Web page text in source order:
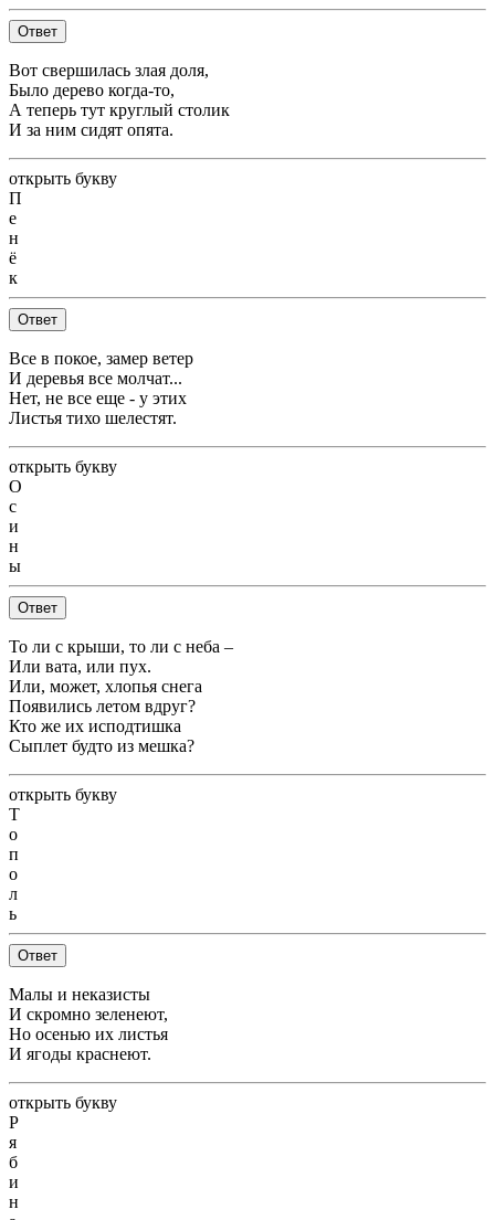
Ответ
Вот свершилась злая доля,
Было дерево когда-то,
А теперь тут круглый столик
И за ним сидят опята.
открыть букву
П
е
н
ё
к
Ответ
Все в покое, замер ветер
И деревья все молчат...
Нет, не все еще - у этих
Листья тихо шелестят.
открыть букву
О
с
и
н
ы
Ответ
То ли с крыши, то ли с неба –
Или вата, или пух.
Или, может, хлопья снега
Появились летом вдруг?
Кто же их исподтишка
Сыплет будто из мешка?
открыть букву
Т
о
п
о
л
ь
Ответ
Малы и неказисты
И скромно зеленеют,
Но осенью их листья
И ягоды краснеют.
открыть букву
Р
я
б
и
н